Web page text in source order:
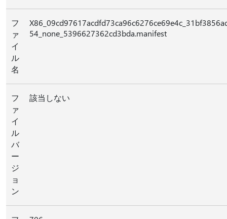
フ
ァ
イ
ル
名
54_none_5396627362cd3bda.manifest
フ
ァ
イ
ル
バ
ー
ジ
ョ
ン
該当しない